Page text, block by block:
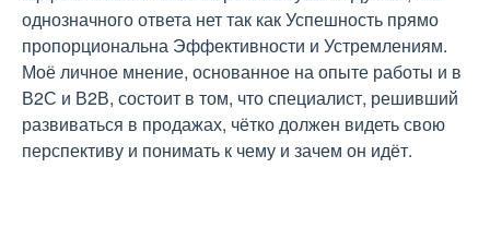
однозначного ответа нет так как Успешность прямо
пропорциональна Эффективности и Устремлениям.
Моё личное мнение, основанное на опыте работы и в
В2С и В2В, состоит в том, что специалист, решивший
развиваться в продажах, чётко должен видеть свою
перспективу и понимать к чему и зачем он идёт.